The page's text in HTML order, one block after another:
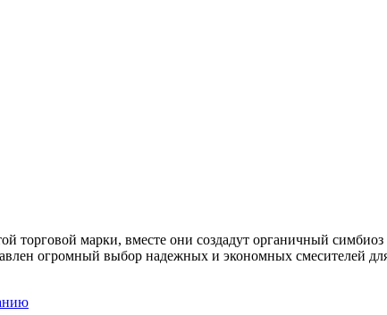
торговой марки, вместе они создадут органичный симбиоз
огромный выбор надежных и экономных смесителей